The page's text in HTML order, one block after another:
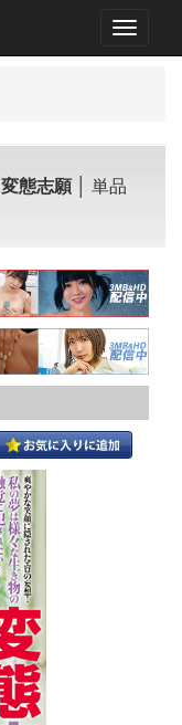
MENU
態志願│ 単品